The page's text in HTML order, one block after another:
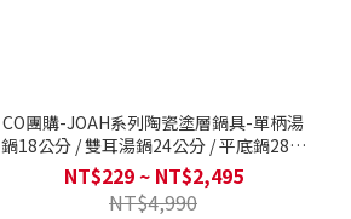
CO團購-JOAH系列陶瓷塗層鍋具-單柄湯
鍋18公分 / 雙耳湯鍋24公分 / 平底鍋28公
分/ 炒鍋28公分(不挑爐具Q導全覆底/瓦斯
爐電磁爐可用)
NT$229 ~ NT$2,495
NT$4,990